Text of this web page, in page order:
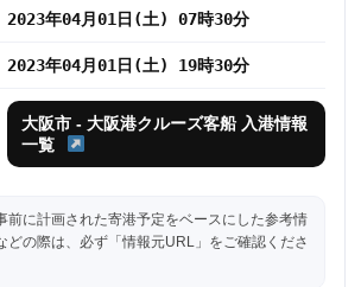
2023年04月01日(土) 07時30分
2023年04月01日(土) 19時30分
大阪市 - 大阪港クルーズ客船 入港情報
一覧
に計画された寄港予定をベースにした参考情
どの際は、必ず「情報元URL」をご確認くださ